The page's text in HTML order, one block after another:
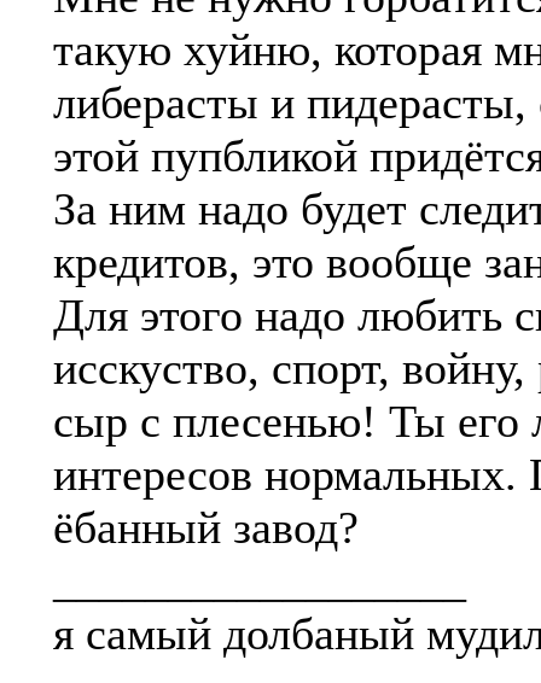
такую хуйню, которая
либерасты и
этой пупбликой
За ним надо будет
кредитов, это вообще
Для этого надо любить
исскуство, спорт,
сыр с плесенью! Ты его
интересов
ёбанный завод?
я самый долбаный